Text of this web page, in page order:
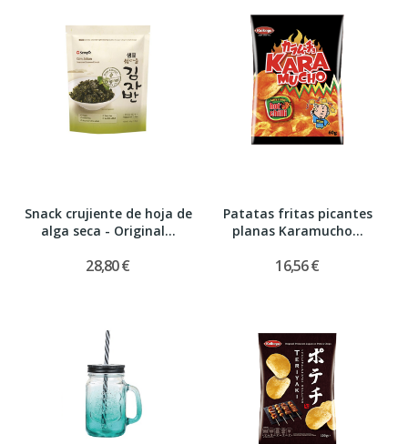
Snack crujiente de hoja de
alga seca - Original...
28,80 €
Patatas fritas picantes
planas Karamucho...
16,56 €